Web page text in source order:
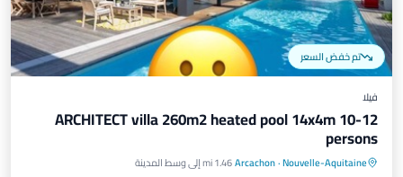
تم خفض السعر
فيلا
ARCHITECT villa 260m2 heated pool 14x4m 10-12
persons
Nouvelle-Aquitaine
·
Arcachon1.46 mi إلى وسط المدينة
مسبح خاص مواجه للمحيط
موقف سيارات